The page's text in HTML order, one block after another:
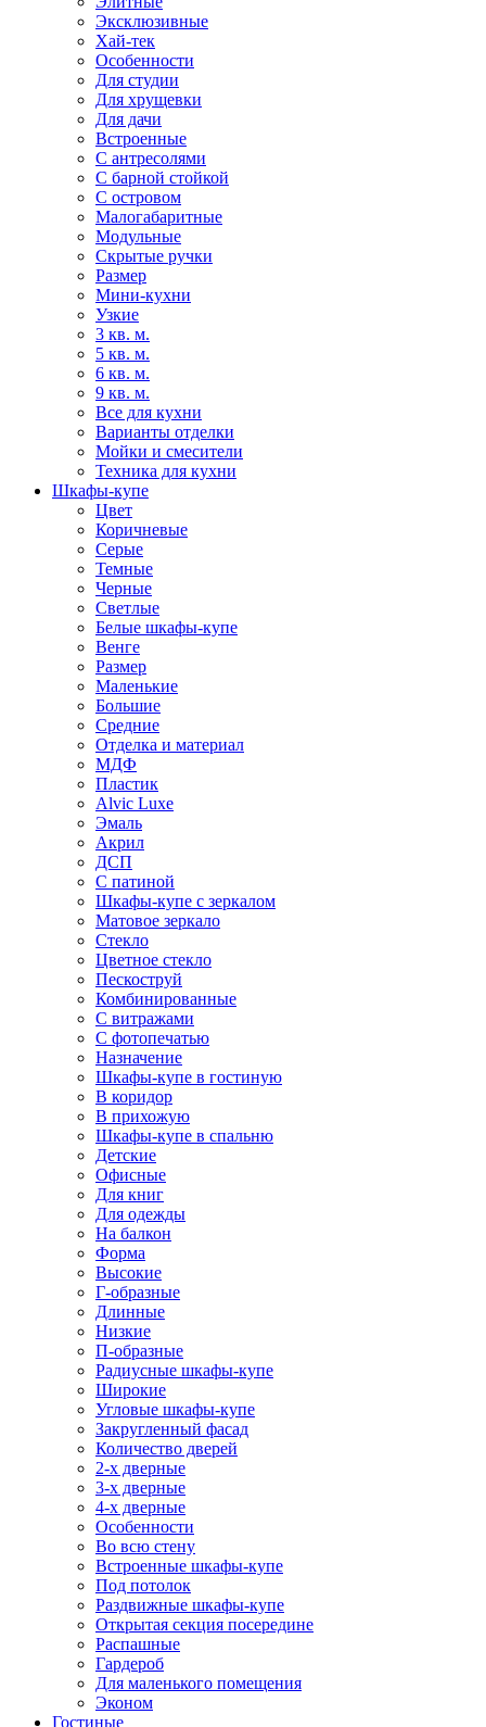
Эксклюзивные
Хай-тек
Особенности
Для студии
Для хрущевки
Для дачи
Встроенные
С антресолями
С барной стойкой
С островом
Малогабаритные
Модульные
Скрытые ручки
Размер
Мини-кухни
Узкие
3 кв. м.
5 кв. м.
6 кв. м.
9 кв. м.
Все для кухни
Варианты отделки
Мойки и смесители
Техника для кухни
Шкафы-купе
Цвет
Коричневые
Серые
Темные
Черные
Светлые
Белые шкафы-купе
Венге
Размер
Маленькие
Большие
Средние
Отделка и материал
МДФ
Пластик
Alvic Luxe
Эмаль
Акрил
ДСП
С патиной
Шкафы-купе с зеркалом
Матовое зеркало
Стекло
Цветное стекло
Пескоструй
Комбинированные
С витражами
С фотопечатью
Назначение
Шкафы-купе в гостиную
В коридор
В прихожую
Шкафы-купе в спальню
Детские
Офисные
Для книг
Для одежды
На балкон
Форма
Высокие
Г-образные
Длинные
Низкие
П-образные
Радиусные шкафы-купе
Широкие
Угловые шкафы-купе
Закругленный фасад
Количество дверей
2-х дверные
3-х дверные
4-х дверные
Особенности
Во всю стену
Встроенные шкафы-купе
Под потолок
Раздвижные шкафы-купе
Открытая секция посередине
Распашные
Гардероб
Для маленького помещения
Эконом
Гостиные